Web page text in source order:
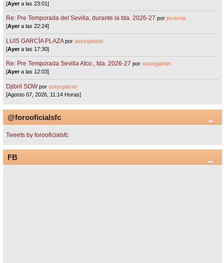
[Ayera las 23:01]
Re: Pre Temporada del Sevilla, durante la tda. 2026-27 porjocarvia
[Ayera las 22:24]
LUIS GARCÍA PLAZA porasturgabriel
[Ayera las 17:30]
Re: Pre Temporada Sevilla Atco., tda. 2026-27 porasturgabriel
[Ayera las 12:03]
Djibril SOW porasturgabriel
[Agosto 07, 2026, 11:14 Horas]
@forooficialsfc
Tweets by forooficialsfc
FB